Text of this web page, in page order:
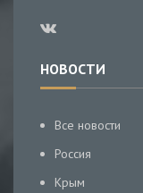
НОВОСТИ
Все новости
Россия
Крым